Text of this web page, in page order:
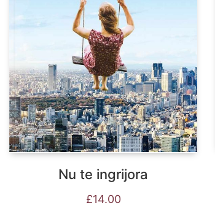
Nu te ingrijora
£14.00